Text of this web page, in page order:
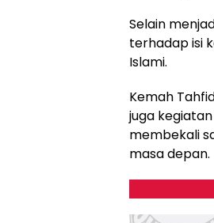
Selain
terhadap isi
Islami.
Kemah
juga
membekali
masa depan.